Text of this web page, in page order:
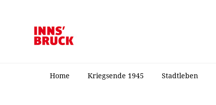
Home Kriegsende 1945 Stadtleben